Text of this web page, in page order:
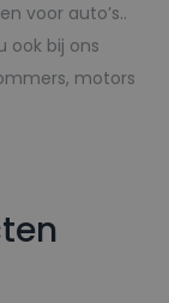
voor auto’s..
ook bij ons
motors